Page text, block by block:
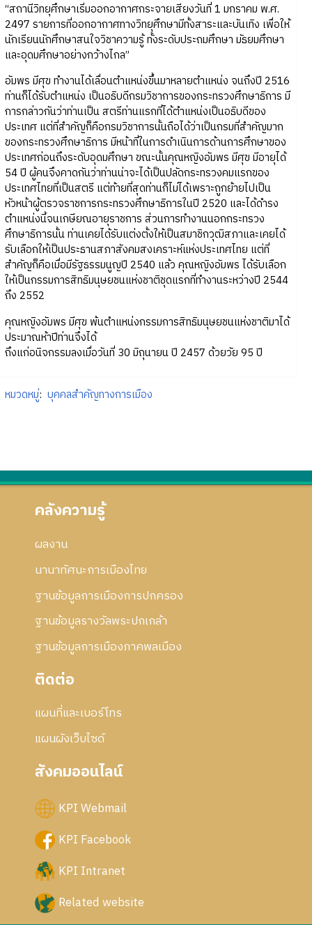
“สถานีวิทยุศึกษาเริ่มออกอากาศกระจายเสียงวันที่ 1 มกราคม พ.ศ.
2497 รายการที่ออกอากาศทางวิทยุศึกษามีทั้งสาระและบันเทิง เพื่อให้
นักเรียนนักศึกษาสนใจวิชาความรู้ ทั้งระดับประถมศึกษา มัธยมศึกษา
และอุดมศึกษาอย่างกว้างไกล”
อัมพร มีศุข ทำงานได้เลื่อนตำแหน่งขึ้นมาหลายตำแหน่ง จนถึงปี 2516
ท่านก็ได้รับตำแหน่ง เป็นอธิบดีกรมวิชาการของกระทรวงศึกษาธิการ มี
การกล่าวกันว่าท่านเป็น สตรีท่านแรกที่ได้ตำแหน่งเป็นอธิบดีของ
ประเทศ แต่ที่สำคัญก็คือกรมวิชาการนั้นถือได้ว่าเป็นกรมที่สำคัญมาก
ของกระทรวงศึกษาธิการ มีหน้าที่ในการดำเนินการด้านการศึกษาของ
ประเทศก่อนถึงระดับอุดมศึกษา ขณะนั้นคุณหญิงอัมพร มีศุข มีอายุได้
54 ปี ผู้คนจึงคาดกันว่าท่านน่าจะได้เป็นปลัดกระทรวงคมแรกของ
ประเทศไทยที่เป็นสตรี แต่ท้ายที่สุดท่านก็ไม่ได้เพราะถูกย้ายไปเป็น
หัวหน้าผู้ตรวจราชการกระทรวงศึกษาธิการในปี 2520 และได้ดำรง
ตำแหน่งนี้จนเกษียณอายุราชการ ส่วนการทำงานนอกกระทรวง
ศึกษาธิการนั้น ท่านเคยได้รับแต่งตั้งให้เป็นสมาชิกวุฒิสภาและเคยได้
รับเลือกให้เป็นประธานสภาสังคมสงเคราะห์แห่งประเทศไทย แต่ที่
สำคัญก็คือเมื่อมีรัฐธรรมนูญปี 2540 แล้ว คุณหญิงอัมพร ได้รับเลือก
ให้เป็นกรรมการสิทธิมนุษยชนแห่งชาติชุดแรกที่ทำงานระหว่างปี 2544
ถึง 2552
คุณหญิงอัมพร มีศุข พ้นตำแหน่งกรรมการสิทธิมนุษยชนแห่งชาติมาได้
ประมาณห้าปีท่านจึงได้
ถึงแก่อนิจกรรมลงเมื่อวันที่ 30 มิถุนายน ปี 2457 ด้วยวัย 95 ปี
หมวดหมู่: บุคคลสำคัญทางการเมือง
คลังความรู้
ผลงาน
นานาทัศนะการเมืองไทย
ฐานข้อมูลการเมืองการปกครอง
ฐานข้อมูลรางวัลพระปกเกล้า
ฐานข้อมูลการเมืองภาคพลเมือง
ติดต่อ
แผนที่และเบอร์โทร
แผนผังเว็บไซด์
สังคมออนไลน์
KPI Webmail
KPI Facebook
KPI Intranet
Related website